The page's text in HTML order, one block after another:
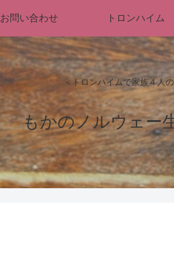
＜トロンハイムで家族４人
もかのノルウェー
お問い合わせ トロンハイム